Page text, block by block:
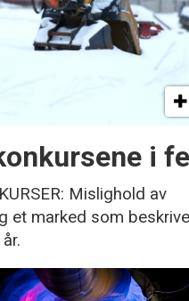
i
Mislighold av
et marked som